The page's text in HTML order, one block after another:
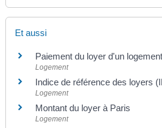
Et aussi
Paiement du loyer d'un
Logement
Indice de référence des loyers
Logement
Montant du loyer à Paris
Logement